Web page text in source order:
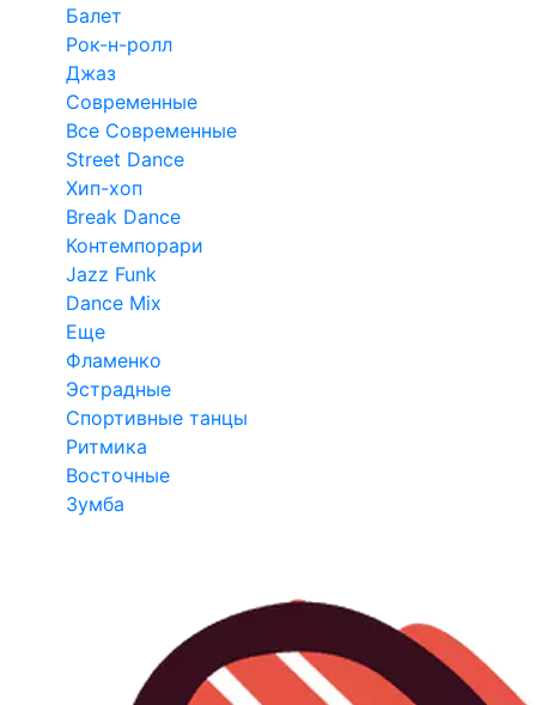
Балет
Рок-н-ролл
Джаз
Современные
Все Современные
Street Dance
Хип-хоп
Break Dance
Контемпорари
Jazz Funk
Dance Mix
Еще
Фламенко
Эстрадные
Спортивные танцы
Ритмика
Восточные
Зумба